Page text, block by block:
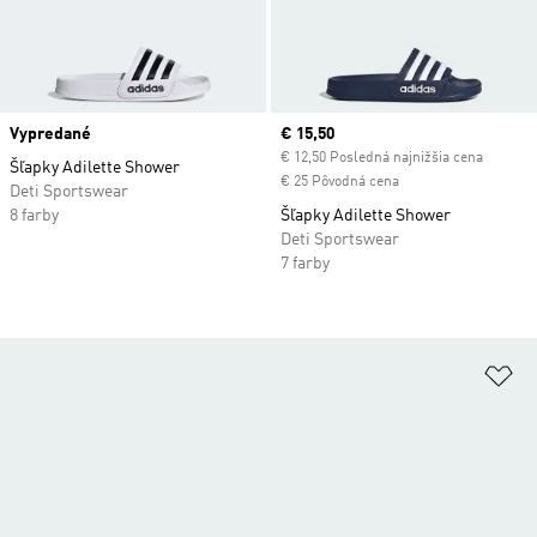
Vypredané
Šľapky Adilette Shower
Deti Sportswear
8 farby
Current price
€ 15,50
€ 12,50 Posledná najnižšia cena
€ 25 Pôvodná cena
Šľapky Adilette Shower
Deti Sportswear
7 farby